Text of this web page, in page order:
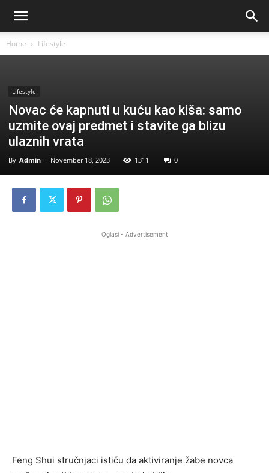
Home Lifestyle
Lifestyle
Novac će kapnuti u kuću kao kiša: samo
uzmite ovaj predmet i stavite ga blizu
ulaznih vrata
By Admin - November 18, 2023 1311 0
Oglasi - Advertisement
Feng Shui stručnjaci ističu da aktiviranje žabe novca